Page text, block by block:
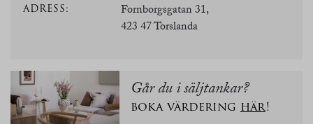
ADRESS:
Fornborgsgatan 31,
423 47 Torslanda
Går du i säljtankar?
boka värdering här!